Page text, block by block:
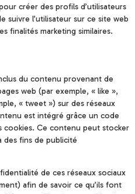
créer des profils d’utilisateurs
suivre l’utilisateur sur ce site web
finalités marketing similaires.
du contenu provenant de
web (par exemple, « like »,
« tweet ») sur des réseaux
est intégré grâce un code
cookies. Ce contenu peut stocker
fins de publicité
de ces réseaux sociaux
afin de savoir ce qu’ils font